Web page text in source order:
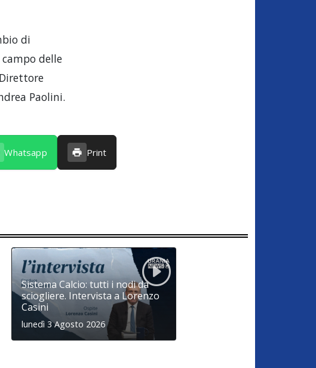
di
delle
Paolini.
Whatsapp Print
Sistema Calcio: tutti i nodi da
sciogliere. Intervista a Lorenzo
Casini
lunedì 3 Agosto 2026